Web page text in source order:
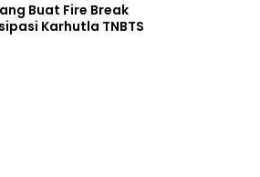
Buat Fire Break
Karhutla TNBTS